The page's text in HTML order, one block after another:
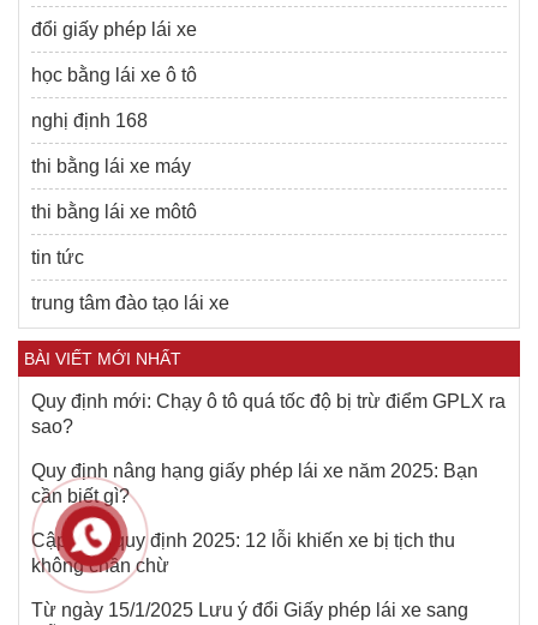
đổi giấy phép lái xe
học bằng lái xe ô tô
nghị định 168
thi bằng lái xe máy
thi bằng lái xe môtô
tin tức
trung tâm đào tạo lái xe
BÀI VIẾT MỚI NHẤT
Quy định mới: Chạy ô tô quá tốc độ bị trừ điểm GPLX ra
sao?
Quy định nâng hạng giấy phép lái xe năm 2025: Bạn
cần biết gì?
Cập nhật quy định 2025: 12 lỗi khiến xe bị tịch thu
không chần chừ
Từ ngày 15/1/2025 Lưu ý đổi Giấy phép lái xe sang